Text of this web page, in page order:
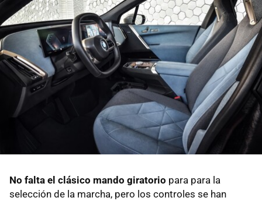
No falta el clásico mando giratorio para para la
selección de la marcha, pero los controles se han